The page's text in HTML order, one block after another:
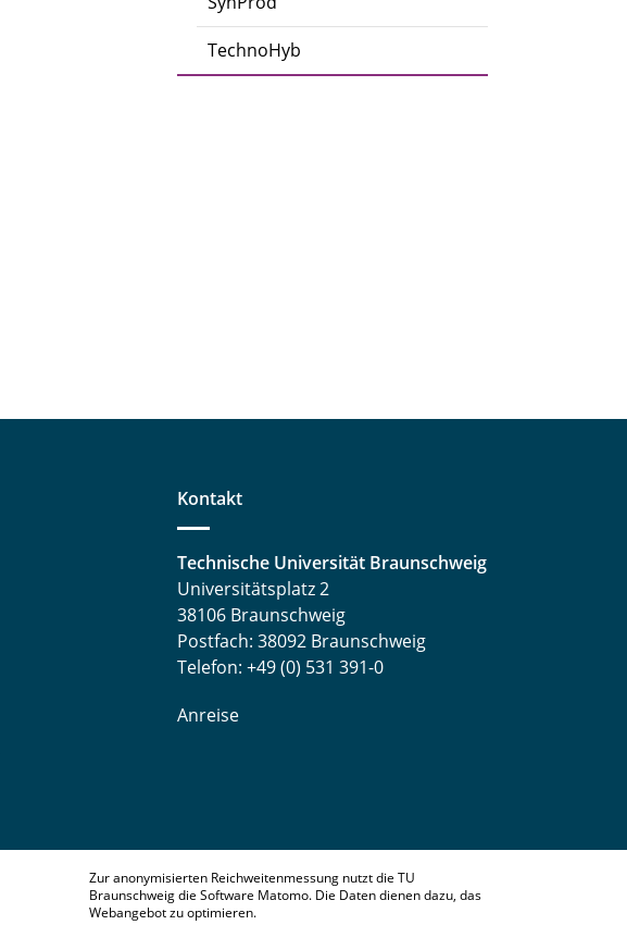
TechnoHyb
Kontakt
Technische Universität Braunschweig
Universitätsplatz 2
38106 Braunschweig
Postfach: 38092 Braunschweig
Telefon: +49 (0) 531 391-0
Anreise
Zur anonymisierten Reichweitenmessung nutzt die TU
Braunschweig die Software Matomo. Die Daten dienen dazu, das
Webangebot zu optimieren.